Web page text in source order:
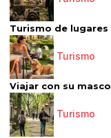
Turismo de lugares
Turismo
Viajar con su
Turismo